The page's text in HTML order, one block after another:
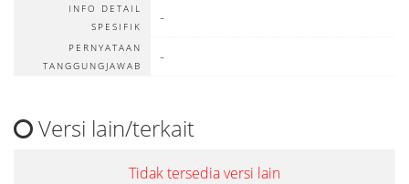
INFO DETAIL
SPESIFIK
-
PERNYATAAN
TANGGUNGJAWAB
-
Versi lain/terkait
Tidak tersedia versi lain